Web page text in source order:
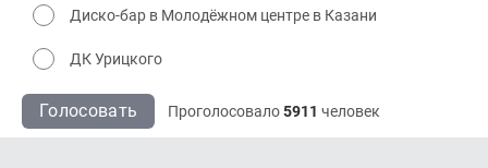
Диско-бар в Молодёжном центре в Казани
ДК Урицкого
Голосовать Проголосовало5911 человек